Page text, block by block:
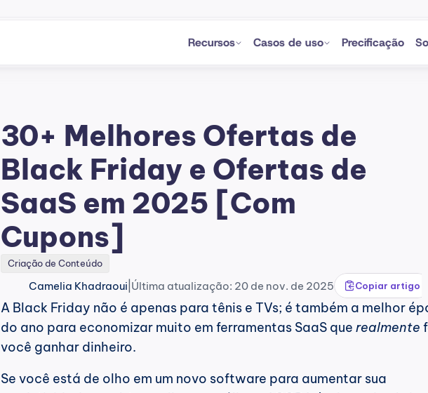
Recursos Casos de uso Precificação
30+ Melhores Ofertas de
Black Friday e Ofertas de
SaaS em 2025 [Com
Cupons]
Criação de Conteúdo
Camelia Khadraoui Última atualização: 20 de nov. de 2025 Copiar artigo
A Black Friday não é apenas para tênis e TVs; é também a melhor
do ano para economizar muito em ferramentas SaaS que realmente
você ganhar dinheiro.
Se você está de olho em um novo software para aumentar sua